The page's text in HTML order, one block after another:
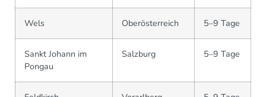
Wels Oberösterreich 5–9 Tage
Sankt Johann im
Pongau
Salzburg 5–9 Tage